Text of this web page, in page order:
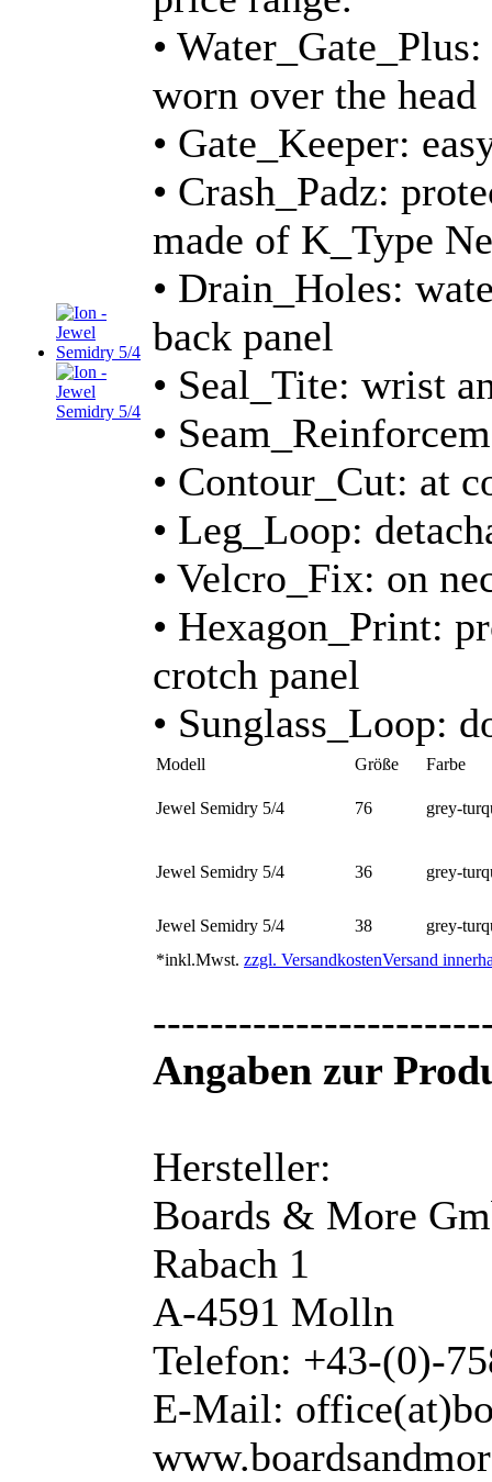
•
worn over the head
• Gate_Keeper:
• Crash_Padz:
made of K_Type
• Drain_Holes:
back panel
• Seal_Tite: wrist
•
• Contour_Cut: at
• Leg_Loop:
• Velcro_Fix: on
• Hexagon_Print:
crotch panel
• Sunglass_Loop:
Modell Größe Farbe
Jewel Semidry 5/4 76 grey-
Jewel Semidry 5/4 36 grey-
Jewel Semidry 5/4 38
grey-
*inkl.Mwst. zzgl. VersandkostenVersand
Angaben zur
Hersteller:
Boards & More
Rabach 1
A-4591 Molln
Telefon: +43-(0)-
E-Mail: